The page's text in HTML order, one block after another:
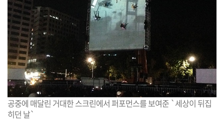
공중에 매달린 거대한 스크린에서 퍼포먼스를 보여준 `세상이 뒤집
히던 날`